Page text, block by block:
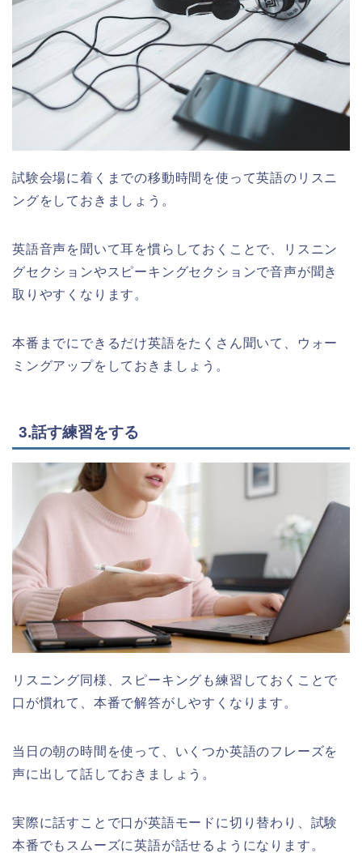
試験会場に着くまでの移動時間を使って英語のリスニ
ングをしておきましょう。
英語音声を聞いて耳を慣らしておくことで、リスニン
グセクションやスピーキングセクションで音声が聞き
取りやすくなります。
本番までにできるだけ英語をたくさん聞いて、ウォー
ミングアップをしておきましょう。
3.話す練習をする
リスニング同様、スピーキングも練習しておくことで
口が慣れて、本番で解答がしやすくなります。
当日の朝の時間を使って、いくつか英語のフレーズを
声に出して話しておきましょう。
実際に話すことで口が英語モードに切り替わり、試験
本番でもスムーズに英語が話せるようになります。